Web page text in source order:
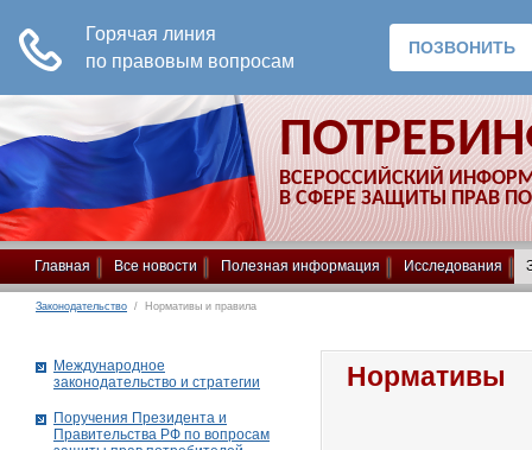
ВСЕРОССИЙСКИЙ
В СФЕРЕ ЗАЩИТЫ ПРАВ
Главная Все новости Полезная информация Исследования
Законодательство / Нормативы и правила
Нормативы
Международное
законодательство и стратегии
Поручения Президента и
Правительства РФ по вопросам